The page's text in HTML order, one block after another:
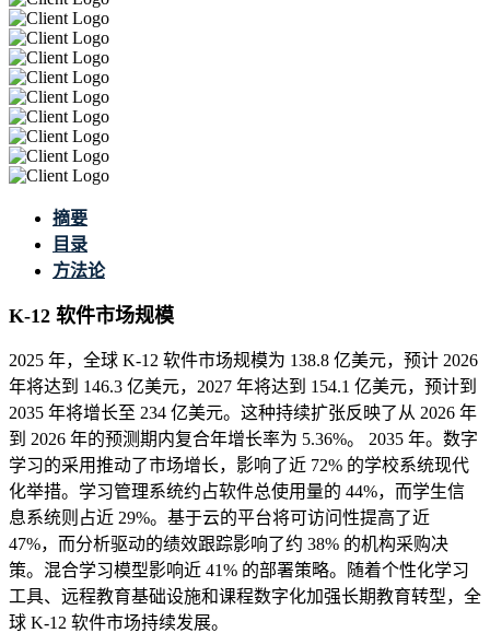
摘要
目录
方法论
K-12 软件市场规模
2025 年，全球 K-12 软件市场规模为 138.8 亿美元，预计 2026
年将达到 146.3 亿美元，2027 年将达到 154.1 亿美元，预计到
2035 年将增长至 234 亿美元。这种持续扩张反映了从 2026 年
到 2026 年的预测期内复合年增长率为 5.36%。 2035 年。数字
学习的采用推动了市场增长，影响了近 72% 的学校系统现代
化举措。学习管理系统约占软件总使用量的 44%，而学生信
息系统则占近 29%。基于云的平台将可访问性提高了近
47%，而分析驱动的绩效跟踪影响了约 38% 的机构采购决
策。混合学习模型影响近 41% 的部署策略。随着个性化学习
工具、远程教育基础设施和课程数字化加强长期教育转型，全
球 K-12 软件市场持续发展。